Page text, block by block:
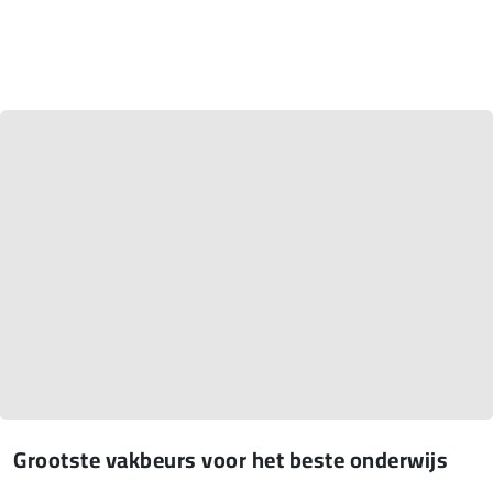
Grootste vakbeurs voor het beste onderwijs